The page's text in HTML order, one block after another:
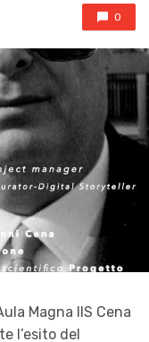
0
Magna IIS Cena
l’esito del